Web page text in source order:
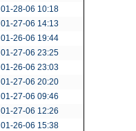
01-28-06 10:18
01-27-06 14:13
01-26-06 19:44
01-27-06 23:25
01-26-06 23:03
01-27-06 20:20
01-27-06 09:46
01-27-06 12:26
01-26-06 15:38